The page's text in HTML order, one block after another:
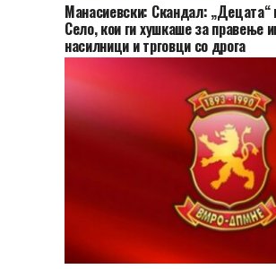
Манасиевски: Скандал:
Село, кои ги хушкаше за правење
насилници и трговци со дрога